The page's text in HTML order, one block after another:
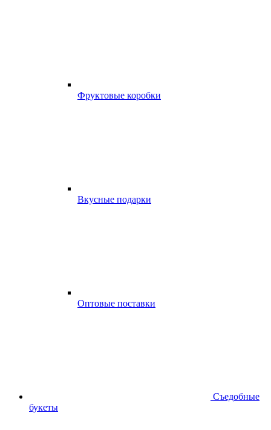
Фруктовые коробки
Вкусные подарки
Оптовые поставки
Съедобные
букеты